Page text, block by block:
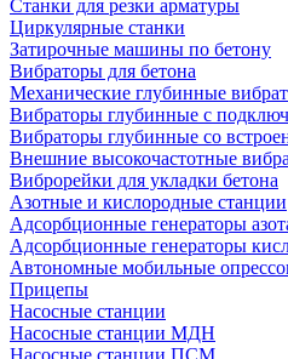
Станки для резки арматуры
Циркулярные станки
Затирочные машины по бетону
Вибраторы для бетона
Механические глубинные
Вибраторы глубинные с
Вибраторы глубинные со
Внешние высокочастотные
Виброрейки для укладки бетона
Азотные и кислородные станции
Адсорбционные генераторы
Адсорбционные генераторы
Автономные мобильные
Прицепы
Насосные станции
Насосные станции МДН
Насосные станции ПСМ